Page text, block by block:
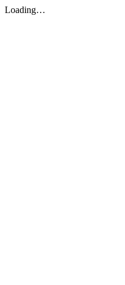
Loading…